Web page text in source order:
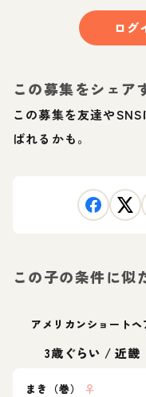
ログ
この募集をシェア
この募集を友達や
ばれるかも。
この子の条件に似
アメリカンショートヘ
3歳ぐらい /近畿
まき（巻）
♀